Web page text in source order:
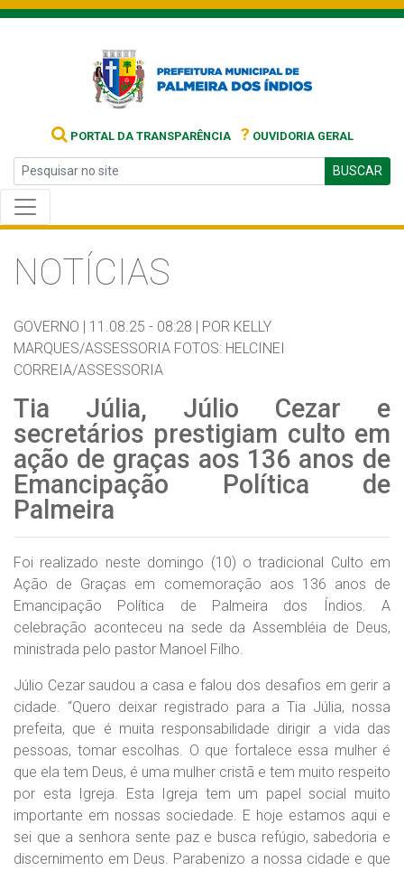
PORTAL DA TRANSPARÊNCIA ? OUVIDORIA GERAL
BUSCAR
NOTÍCIAS
GOVERNO | 11.08.25 - 08:28 | POR KELLY
MARQUES/ASSESSORIA FOTOS: HELCINEI
CORREIA/ASSESSORIA
Tia Júlia, Júlio Cezar e
secretários prestigiam culto em
ação de graças aos 136 anos de
Emancipação Política de
Palmeira
Foi realizado neste domingo (10) o tradicional Culto em
Ação de Graças em comemoração aos 136 anos de
Emancipação Política de Palmeira dos Índios. A
celebração aconteceu na sede da Assembléia de Deus,
ministrada pelo pastor Manoel Filho.
Júlio Cezar saudou a casa e falou dos desafios em gerir a
cidade. “Quero deixar registrado para a Tia Júlia, nossa
prefeita, que é muita responsabilidade dirigir a vida das
pessoas, tomar escolhas. O que fortalece essa mulher é
que ela tem Deus, é uma mulher cristã e tem muito respeito
por esta Igreja. Esta Igreja tem um papel social muito
importante em nossas sociedade. E hoje estamos aqui e
sei que a senhora sente paz e busca refúgio, sabedoria e
discernimento em Deus. Parabenizo a nossa cidade e que